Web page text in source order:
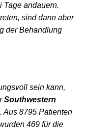
Tage andauern.
sind dann aber
der Behandlung
sein kann,
Southwestern
Aus 8795 Patienten
469 für die